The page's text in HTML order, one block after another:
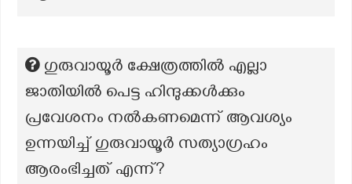
ഗുരുവായൂർ ക്ഷേത്രത്തിൽ എല്ലാ
ജാതിയിൽ പെട്ട ഹിന്ദുക്കൾക്കും
പ്രവേശനം നൽകണമെന്ന് ആവശ്യം
ഉന്നയിച്ച് ഗുരുവായൂർ സത്യാഗ്രഹം
ആരംഭിച്ചത് എന്ന്?